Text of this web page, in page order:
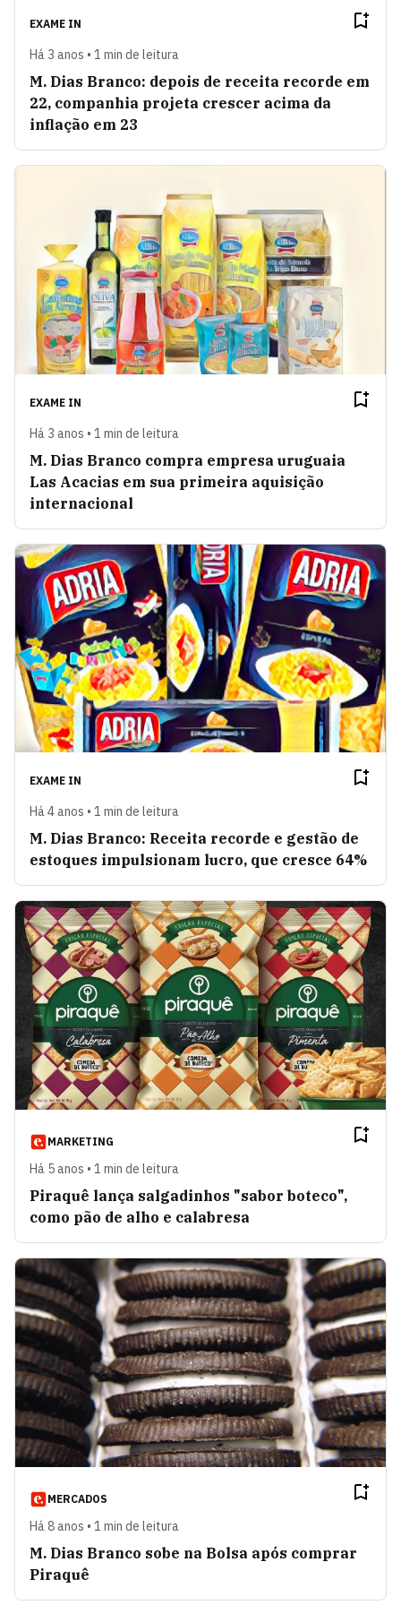
EXAME IN
Há 3 anos • 1 min de leitura
M. Dias Branco: depois de receita recorde em
22, companhia projeta crescer acima da
inflação em 23
EXAME IN
Há 3 anos • 1 min de leitura
M. Dias Branco compra empresa uruguaia
Las Acacias em sua primeira aquisição
internacional
EXAME IN
Há 4 anos • 1 min de leitura
M. Dias Branco: Receita recorde e gestão de
estoques impulsionam lucro, que cresce 64%
MARKETING
Há 5 anos • 1 min de leitura
Piraquê lança salgadinhos "sabor boteco",
como pão de alho e calabresa
MERCADOS
Há 8 anos • 1 min de leitura
M. Dias Branco sobe na Bolsa após comprar
Piraquê